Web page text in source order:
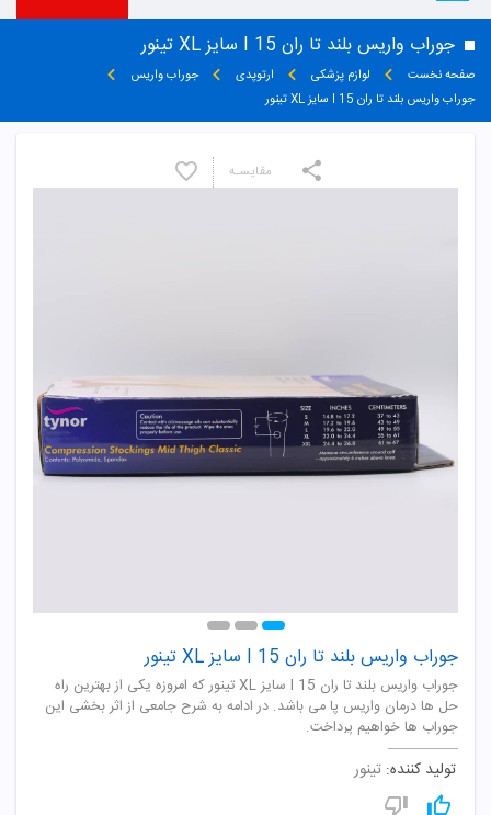
جوراب واریس بلند تا ران I 15 سایز XL تینور
صفحه نخست لوازم پزشکی ارتوپدی
جوراب واریس
جوراب واریس بلند تا ران I 15 سایز XL تینور
جوراب واریس بلند تا ران I 15 سایز XL تینور
جوراب واریس بلند تا ران I 15 سایز XL تینور که امروزه یکی از بهترین راه
حل ها درمان واریس پا می باشد. در ادامه به شرح جامعی از اثر بخشی این
جوراب ها خواهیم پرداخت.
تولید کننده: تینور
مقایسـه